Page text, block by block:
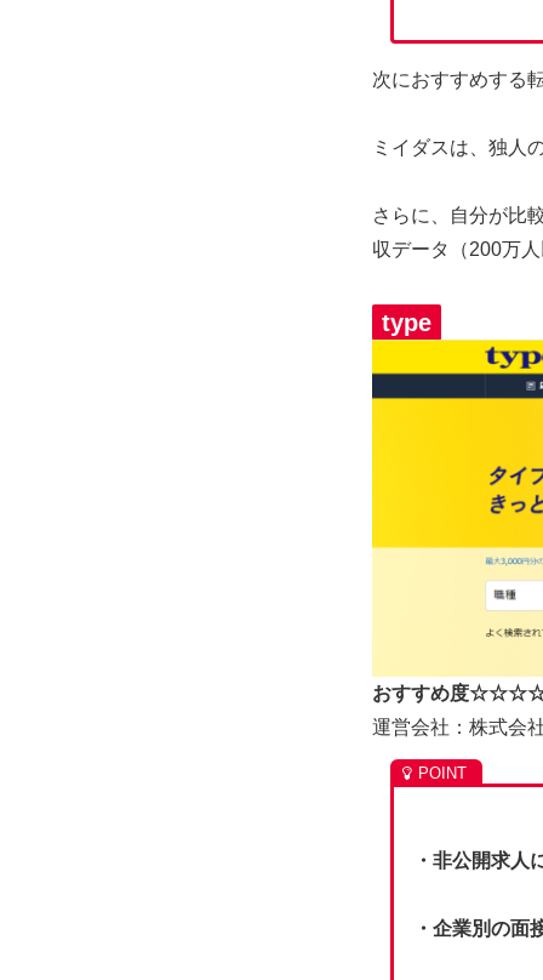
次におすすめする
ミイダスは、独人
さらに、自分が比
収データ（200万
type
おすすめ度
運営会社：株式会
・非公開求人
・企業別の面